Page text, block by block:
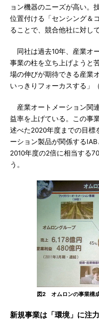
ョン機器のニーズが高い。
位置付ける「センシング＆
ることで、競合他社に対し
同社は過去10年、産業オ
事業の柱を立ち上げようと
場の伸びが期待できる産業
いっきりフォーカスする」
産業オートメーション関
益率を上げている。この事
述べた2020年度までの目標
ーション製品が関係する
2010年度の2倍に相当する
う。
図2 オムロンの事業構
新規事業は「環境」に注力